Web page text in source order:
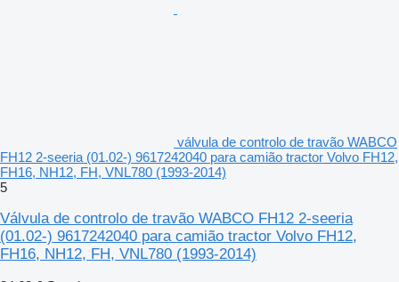
válvula de controlo de travão WABCO
FH12 2-seeria (01.02-) 9617242040 para camião tractor Volvo FH12,
FH16, NH12, FH, VNL780 (1993-2014)
5
Válvula de controlo de travão WABCO FH12 2-seeria
(01.02-) 9617242040 para camião tractor Volvo FH12,
FH16, NH12, FH, VNL780 (1993-2014)